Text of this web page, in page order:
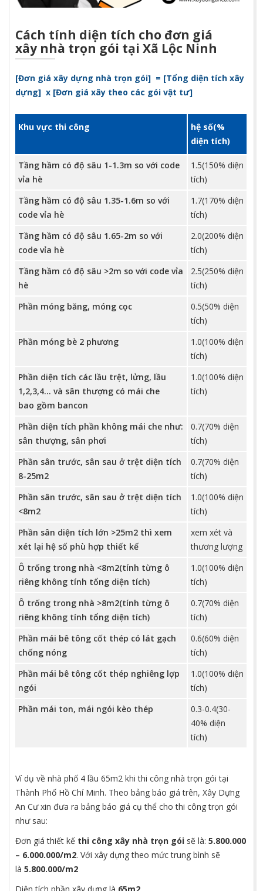
Cách tính diện tích cho đơn giá
xây nhà trọn gói tại Xã Lộc Ninh
[Đơn giá xây dựng nhà trọn gói] = [Tổng diện tích xây
dựng] x [Đơn giá xây theo các gói vật tư]
Khu vực thi công
hệ số(%
diện tích)
Tầng hầm có độ sâu 1-1.3m so với code
vỉa hè
1.5(150% diện
tích)
Tầng hầm có độ sâu 1.35-1.6m so với
code vỉa hè
1.7(170% diện
tích)
Tầng hầm có độ sâu 1.65-2m so với
code vỉa hè
2.0(200% diện
tích)
Tầng hầm có độ sâu >2m so với code vỉa
hè
2.5(250% diện
tích)
Phần móng băng, móng cọc
0.5(50% diện
tích)
Phần móng bè 2 phương
1.0(100% diện
tích)
Phần diện tích các lầu trệt, lửng, lầu
1,2,3,4... và sân thượng có mái che
bao gồm bancon
1.0(100% diện
tích)
Phần diện tích phần không mái che như:
sân thượng, sân phơi
0.7(70% diện
tích)
Phần sân trước, sân sau ở trệt diện tích
8-25m2
0.7(70% diện
tích)
Phần sân trước, sân sau ở trệt diện tích
<8m2
1.0(100% diện
tích)
Phần sân diện tích lớn >25m2 thì xem
xét lại hệ số phù hợp thiết kế
xem xét và
thương lượng
Ô trống trong nhà <8m2(tính từng ô
riêng không tính tổng diện tích)
1.0(100% diện
tích)
Ô trống trong nhà >8m2(tính từng ô
riêng không tính tổng diện tích)
0.7(70% diện
tích)
Phần mái bê tông cốt thép có lát gạch
chống nóng
0.6(60% diện
tích)
Phần mái bê tông cốt thép nghiêng lợp
ngói
1.0(100% diện
tích)
Phần mái ton, mái ngói kèo thép
0.3-0.4(30-
40% diện
tích)
Ví dụ về nhà phố 4 lầu 65m2 khi thi công nhà trọn gói tại
Thành Phố Hồ Chí Minh. Theo bảng báo giá trên, Xây Dựng
An Cư xin đưa ra bảng báo giá cụ thể cho thi công trọn gói
như sau:
Đơn giá thiết kế thi công xây nhà trọn gói sẽ là: 5.800.000
– 6.000.000/m2. Với xây dựng theo mức trung bình sẽ
là 5.800.000/m2